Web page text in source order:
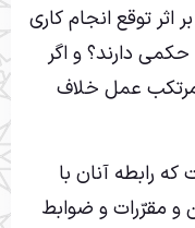
اثر توقع انجام کارى
دارند؟ و اگر
مرتکب عمل خلاف
رابطه آنان با
و مقرّرات و ضوابط